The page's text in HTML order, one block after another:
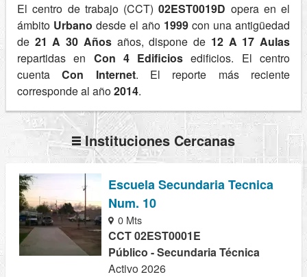
El centro de trabajo (CCT)02EST0019D opera en el
ámbito Urbano desde el año 1999 con una antigüedad
de 21 A 30 Añosaños, dispone de 12 A 17 Aulas
repartidas en Con 4 Edificios edificios. El centro
cuentaCon Internet. El reporte más reciente
corresponde al año2014.
Instituciones Cercanas
Escuela Secundaria Tecnica
Num. 10
0 Mts
CCT 02EST0001E
Público - Secundaria Técnica
Activo 2026